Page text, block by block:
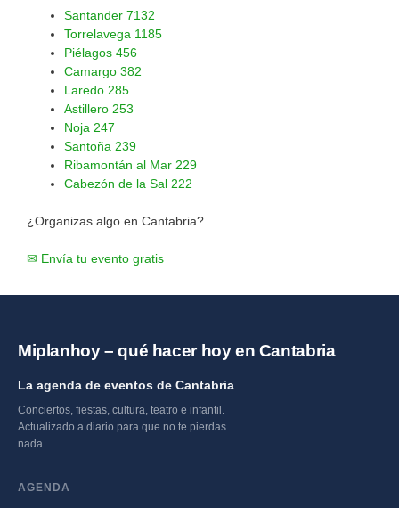
Santander 7132
Torrelavega 1185
Piélagos 456
Camargo 382
Laredo 285
Astillero 253
Noja 247
Santoña 239
Ribamontán al Mar 229
Cabezón de la Sal 222
¿Organizas algo en Cantabria?
✉ Envía tu evento gratis
Miplanhoy – qué hacer hoy en Cantabria
La agenda de eventos de Cantabria
Conciertos, fiestas, cultura, teatro e infantil.
Actualizado a diario para que no te pierdas
nada.
AGENDA